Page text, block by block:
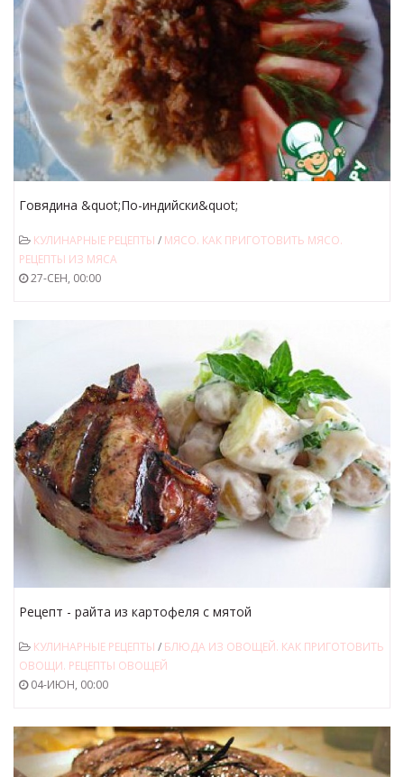
Говядина &quot;По-индийски&quot;
КУЛИНАРНЫЕ РЕЦЕПТЫ / МЯСО. КАК ПРИГОТОВИТЬ МЯСО.
РЕЦЕПТЫ ИЗ МЯСА
27-СЕН, 00:00
Рецепт - райта из картофеля с мятой
КУЛИНАРНЫЕ РЕЦЕПТЫ / БЛЮДА ИЗ ОВОЩЕЙ. КАК ПРИГОТОВИТЬ
ОВОЩИ. РЕЦЕПТЫ ОВОЩЕЙ
04-ИЮН, 00:00